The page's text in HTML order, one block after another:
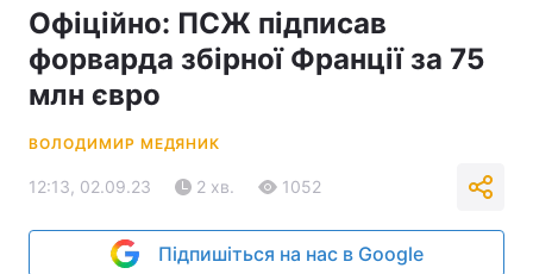
Офіційно: ПСЖ підписав
форварда збірної Франції за 75
млн євро
ВОЛОДИМИР МЕДЯНИК
12:13, 02.09.23 2 хв. 1052
Підпишіться на нас в Google